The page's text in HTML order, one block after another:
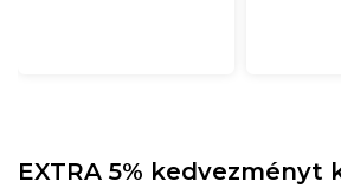
EXTRA 5% kedvezményt